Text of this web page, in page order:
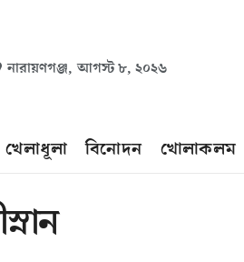
নারায়ণগঞ্জ, আগস্ট ৮, ২০২৬
খেলাধূলা বিনোদন খোলাকলম